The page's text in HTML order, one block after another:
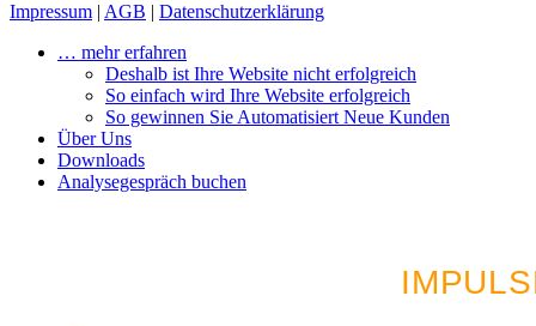
Impressum | AGB | Datenschutzerklärung
… mehr erfahren
Deshalb ist Ihre Website nicht erfolgreich
So einfach wird Ihre Website erfolgreich
So gewinnen Sie Automatisiert Neue Kunden
Über Uns
Downloads
Analysegespräch buchen